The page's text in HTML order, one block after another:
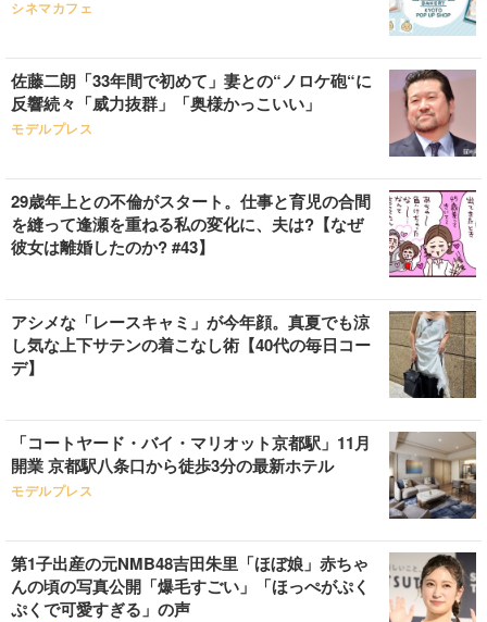
シネマカフェ
佐藤二朗「33年間で初めて」妻との“ノロケ砲“に
反響続々「威力抜群」「奥様かっこいい」
モデルプレス
29歳年上との不倫がスタート。仕事と育児の合間
を縫って逢瀬を重ねる私の変化に、夫は?【なぜ
彼女は離婚したのか? #43】
アシメな「レースキャミ」が今年顔。真夏でも涼
し気な上下サテンの着こなし術【40代の毎日コー
デ】
「コートヤード・バイ・マリオット京都駅」11月
開業 京都駅八条口から徒歩3分の最新ホテル
モデルプレス
第1子出産の元NMB48吉田朱里「ほぼ娘」赤ちゃ
んの頃の写真公開「爆毛すごい」「ほっぺがぷく
ぷくで可愛すぎる」の声